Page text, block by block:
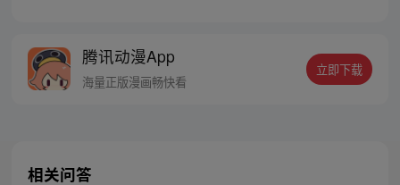
腾讯动漫App
海量正版漫画畅快看
立即下载
相关问答